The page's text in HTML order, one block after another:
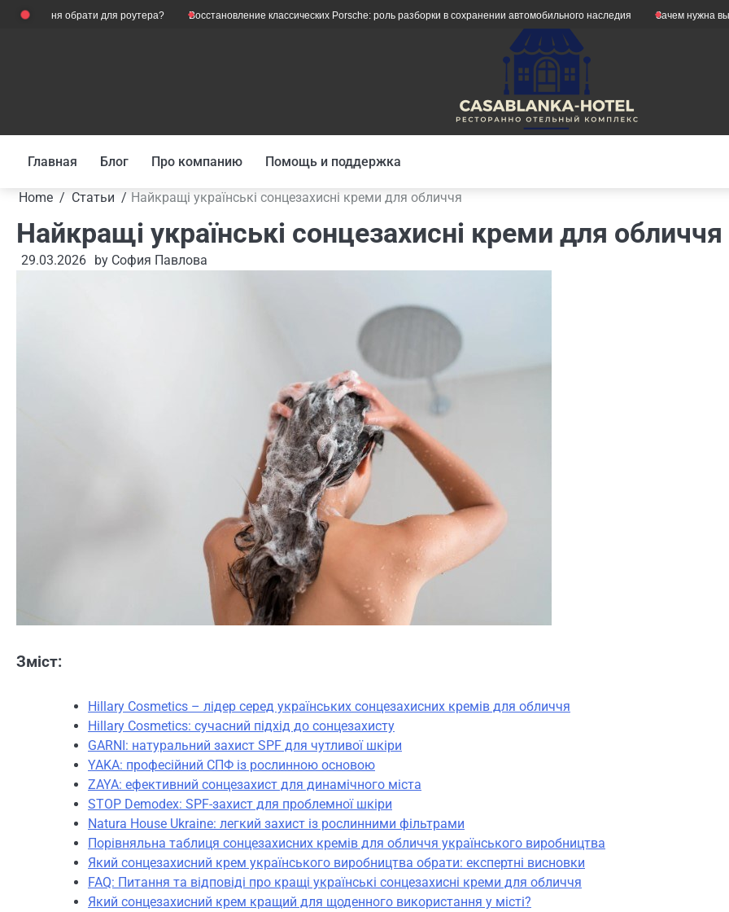
Skipобрати для роутера? Восстановление классических Porsche: роль разборки в сохранении автомобильного наследия Зачем нужна вытяжка
Главная Блог Про компанию Помощь и поддержка
Home Статьи Найкращі українські сонцезахисні креми для обличчя
Найкращі українські сонцезахисні креми для обличчя
29.03.2026 by София Павлова
Зміст:
Hillary Cosmetics – лідер серед українських сонцезахисних кремів для обличчя
Hillary Cosmetics: сучасний підхід до сонцезахисту
GARNI: натуральний захист SPF для чутливої шкіри
YAKA: професійний СПФ із рослинною основою
ZAYA: ефективний сонцезахист для динамічного міста
STOP Demodex: SPF-захист для проблемної шкіри
Natura House Ukraine: легкий захист із рослинними фільтрами
Порівняльна таблиця сонцезахисних кремів для обличчя українського виробництва
Який сонцезахисний крем українського виробництва обрати: експертні висновки
FAQ: Питання та відповіді про кращі українські сонцезахисні креми для обличчя
Який сонцезахисний крем кращий для щоденного використання у місті?